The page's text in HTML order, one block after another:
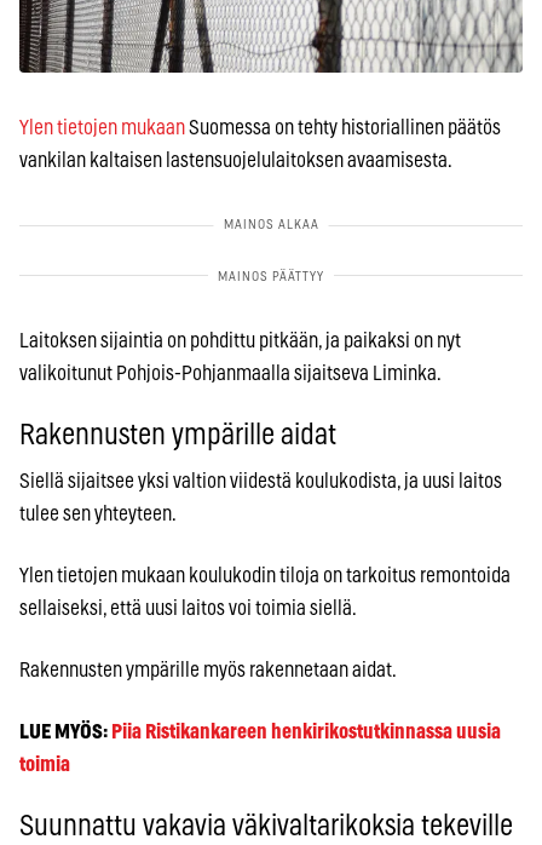
Ylen tietojen mukaanSuomessa on tehty historiallinen päätös
vankilan kaltaisen lastensuojelulaitoksen avaamisesta.
Laitoksen sijaintia on pohdittu pitkään, ja paikaksi on nyt
valikoitunut Pohjois-Pohjanmaalla sijaitseva Liminka.
Rakennusten ympärille aidat
Siellä sijaitsee yksi valtion viidestä koulukodista, ja uusi laitos
tulee sen yhteyteen.
Ylen tietojen mukaan koulukodin tiloja on tarkoitus remontoida
sellaiseksi, että uusi laitos voi toimia siellä.
Rakennusten ympärille myös rakennetaan aidat.
LUE MYÖS: Piia Ristikankareen henkirikostutkinnassa uusia
toimia
Suunnattu vakavia väkivaltarikoksia tekeville